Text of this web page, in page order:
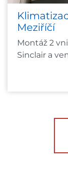
Meziříčí
Montáž 2
Sinclair a